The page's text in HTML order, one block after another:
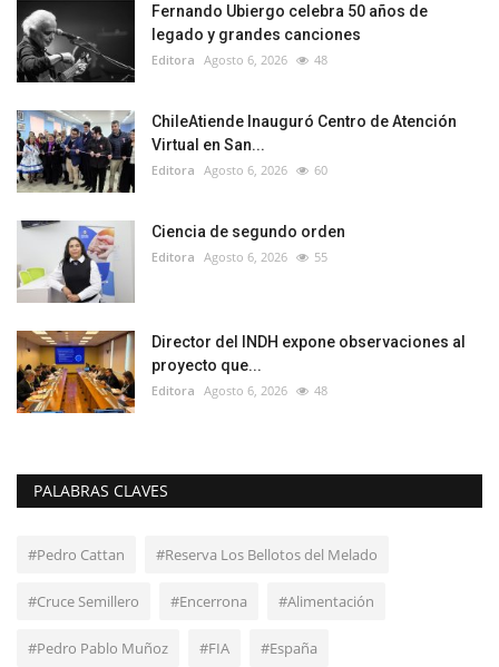
Fernando Ubiergo celebra 50 años de
legado y grandes canciones
Editora Agosto 6, 2026 48
ChileAtiende Inauguró Centro de Atención
Virtual en San...
Editora Agosto 6, 2026 60
Ciencia de segundo orden
Editora Agosto 6, 2026 55
Director del INDH expone observaciones al
proyecto que...
Editora Agosto 6, 2026 48
PALABRAS CLAVES
#Pedro Cattan #Reserva Los Bellotos del Melado
#Cruce Semillero #Encerrona #Alimentación
#Pedro Pablo Muñoz #FIA #España